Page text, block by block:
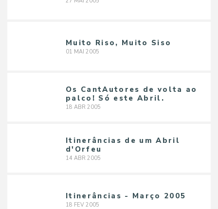
Muito Riso, Muito Siso
01 MAI 2005
Os CantAutores de volta ao
palco! Só este Abril.
18 ABR 2005
Itinerâncias de um Abril
d'Orfeu
14 ABR 2005
Itinerâncias - Março 2005
18 FEV 2005